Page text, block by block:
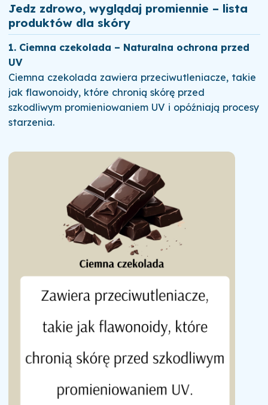
Jedz zdrowo, wyglądaj promiennie – lista
produktów dla skóry
1. Ciemna czekolada – Naturalna ochrona przed
UV
Ciemna czekolada zawiera przeciwutleniacze, takie
jak flawonoidy, które chronią skórę przed
szkodliwym promieniowaniem UV i opóźniają procesy
starzenia.